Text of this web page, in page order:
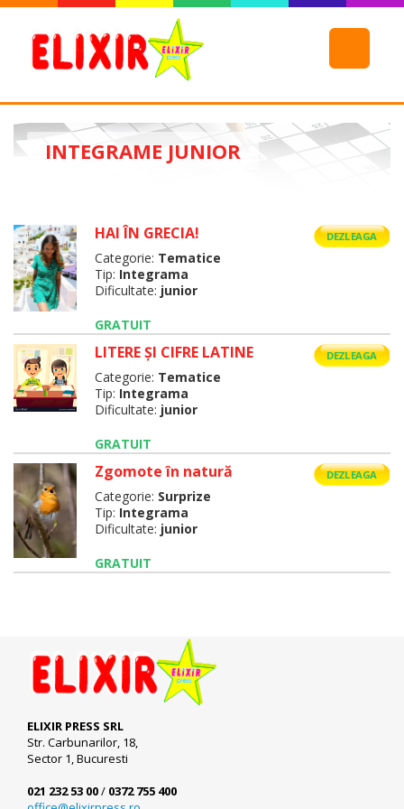
INTEGRAME JUNIOR
HAI ÎN GRECIA!
Categorie: Tematice
Tip: Integrama
Dificultate: junior
GRATUIT
DEZLEAGA
LITERE ŞI CIFRE LATINE
Categorie: Tematice
Tip: Integrama
Dificultate: junior
GRATUIT
DEZLEAGA
Zgomote în natură
Categorie: Surprize
Tip: Integrama
Dificultate: junior
GRATUIT
DEZLEAGA
ELIXIR PRESS SRL
Str. Carbunarilor, 18,
Sector 1, Bucuresti
021 232 53 00/ 0372 755 400